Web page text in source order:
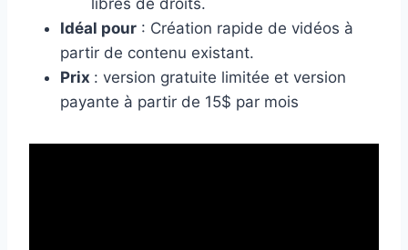
Idéal pour : Création rapide de vidéos à
partir de contenu existant.
Prix : version gratuite limitée et version
payante à partir de 15$ par mois